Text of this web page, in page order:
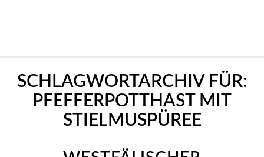
SCHLAGWORTARCHIV FÜR:
PFEFFERPOTTHAST MIT
STIELMUSPÜREE